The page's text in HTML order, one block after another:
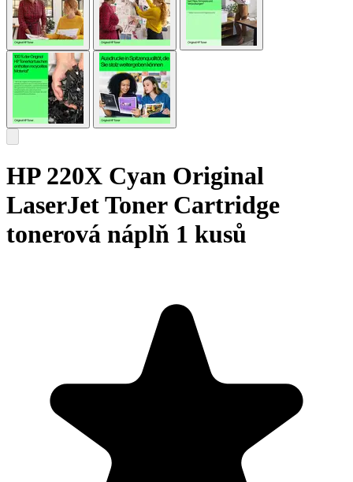
HP 220X Cyan Original
LaserJet Toner Cartridge
tonerová náplň 1 kusů